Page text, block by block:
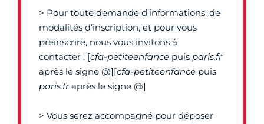
> Pour toute demande d’informations, de
modalités d’inscription, et pour vous
préinscrire, nous vous invitons à
contacter : [cfa-petiteenfance puis paris.fr
après le signe @][cfa-petiteenfance puis
paris.fraprès le signe @]
> Vous serez accompagné pour déposer